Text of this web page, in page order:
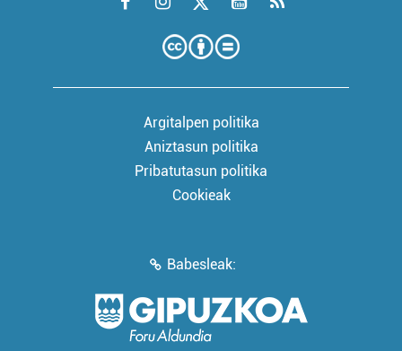
Argitalpen politika
Aniztasun politika
Pribatutasun politika
Cookieak
Babesleak: